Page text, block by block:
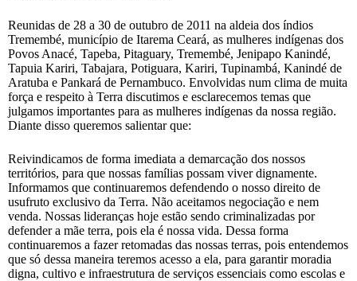
Reunidas de 28 a 30 de outubro de 2011 na aldeia dos índios
Tremembé, município de Itarema Ceará, as mulheres indígenas dos
Povos Anacé, Tapeba, Pitaguary, Tremembé, Jenipapo Kanindé,
Tapuia Kariri, Tabajara, Potiguara, Kariri, Tupinambá, Kanindé de
Aratuba e Pankará de Pernambuco. Envolvidas num clima de muita
força e respeito à Terra discutimos e esclarecemos temas que
julgamos importantes para as mulheres indígenas da nossa região.
Diante disso queremos salientar que:
Reivindicamos de forma imediata a demarcação dos nossos
territórios, para que nossas famílias possam viver dignamente.
Informamos que continuaremos defendendo o nosso direito de
usufruto exclusivo da Terra. Não aceitamos negociação e nem
venda. Nossas lideranças hoje estão sendo criminalizadas por
defender a mãe terra, pois ela é nossa vida. Dessa forma
continuaremos a fazer retomadas das nossas terras, pois entendemos
que só dessa maneira teremos acesso a ela, para garantir moradia
digna, cultivo e infraestrutura de serviços essenciais como escolas e